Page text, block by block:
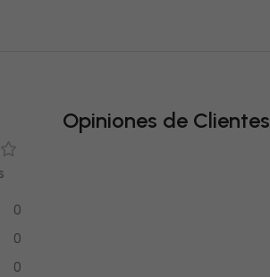
Opiniones de Clientes
0
0
0